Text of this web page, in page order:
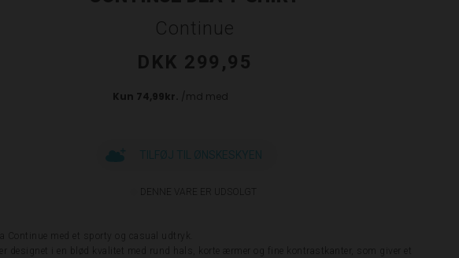
Continue
DKK 299,95
TILFØJ TIL ØNSKESKYEN
DENNE VARE ER UDSOLGT
Continue med et sporty og casual udtryk.
designet i en blød kvalitet med rund hals, korte ærmer og fine kontrastkanter, som giver et